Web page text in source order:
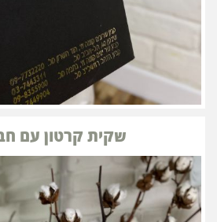
שקית קרטון עם